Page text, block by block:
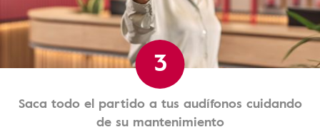
3
Saca todo el partido a tus audífonos cuidando
de su mantenimiento